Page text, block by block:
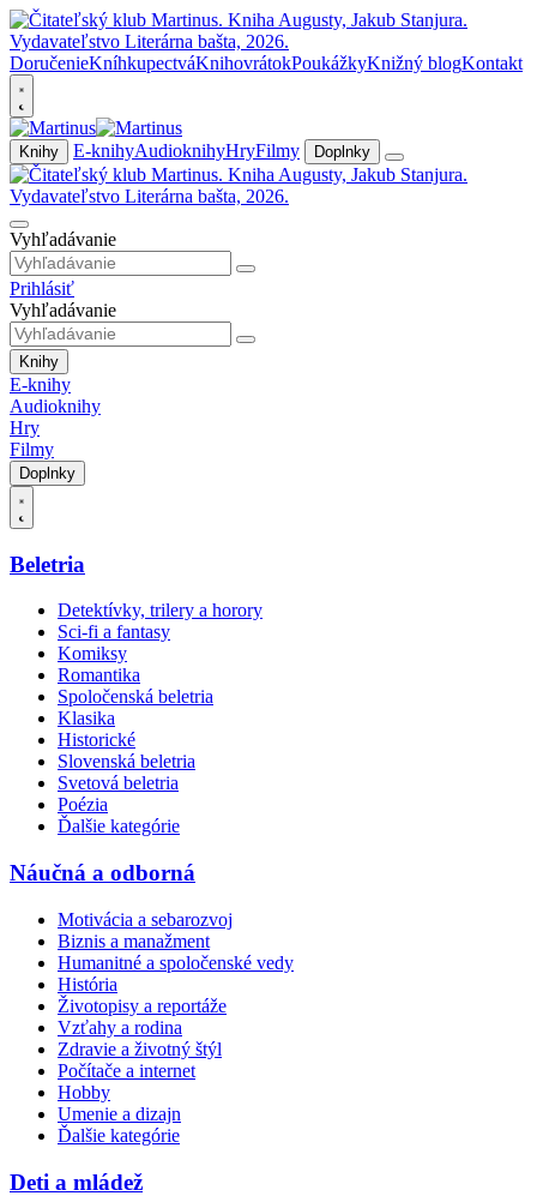
DoručenieKníhkupectváKnihovrátokPoukážkyKnižný blogKontakt
Knihy E-knihyAudioknihyHryFilmy Doplnky
Vyhľadávanie
Prihlásiť
Vyhľadávanie
Knihy
E-knihy
Audioknihy
Hry
Filmy
Doplnky
Beletria
Detektívky, trilery a horory
Sci-fi a fantasy
Komiksy
Romantika
Spoločenská beletria
Klasika
Historické
Slovenská beletria
Svetová beletria
Poézia
Ďalšie kategórie
Náučná a odborná
Motivácia a sebarozvoj
Biznis a manažment
Humanitné a spoločenské vedy
História
Životopisy a reportáže
Vzťahy a rodina
Zdravie a životný štýl
Počítače a internet
Hobby
Umenie a dizajn
Ďalšie kategórie
Deti a mládež